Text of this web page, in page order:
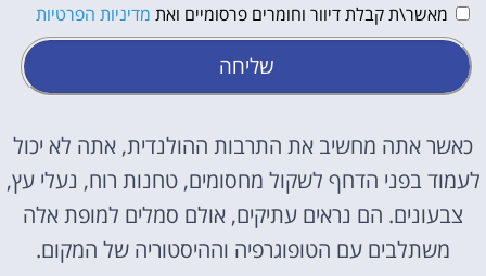
מאשר\ת קבלת דיוור וחומרים פרסומיים ואת מדיניות הפרטיות
שליחה
כאשר אתה מחשיב את התרבות ההולנדית, אתה לא יכול
לעמוד בפני הדחף לשקול מחסומים, טחנות רוח, נעלי עץ,
צבעונים. הם נראים עתיקים, אולם סמלים למופת אלה
משתלבים עם הטופוגרפיה וההיסטוריה של המקום.